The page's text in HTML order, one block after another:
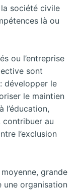
société civile
là ou
ou l’entreprise
sont
développer le
le maintien
l’éducation,
contribuer au
l’exclusion
grande
une organisation